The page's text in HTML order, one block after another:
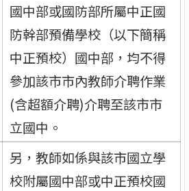
國中部或國防部所屬中正國
防幹部預備學校（以下簡稱
中正預校）國中部，均不得
參加該市市內教師介聘作業
(含超額介聘)介聘至該市市
立國中。
另，教師如係與該市國立學
校附屬國中部或中正預校國